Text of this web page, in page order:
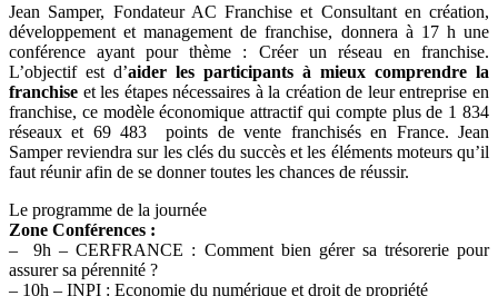
Jean Samper, Fondateur AC Franchise et Consultant en création,
développement et management de franchise, donnera à 17 h une
conférence ayant pour thème : Créer un réseau en franchise.
L’objectif est d’aider les participants à mieux comprendre la
franchise et les étapes nécessaires à la création de leur entreprise en
franchise, ce modèle économique attractif qui compte plus de 1 834
réseaux et 69 483 points de vente franchisés en France. Jean
Samper reviendra sur les clés du succès et les éléments moteurs qu’il
faut réunir afin de se donner toutes les chances de réussir.
Le programme de la journée
Zone Conférences :
– 9h – CERFRANCE : Comment bien gérer sa trésorerie pour
assurer sa pérennité ?
– 10h – INPI : Economie du numérique et droit de propriété